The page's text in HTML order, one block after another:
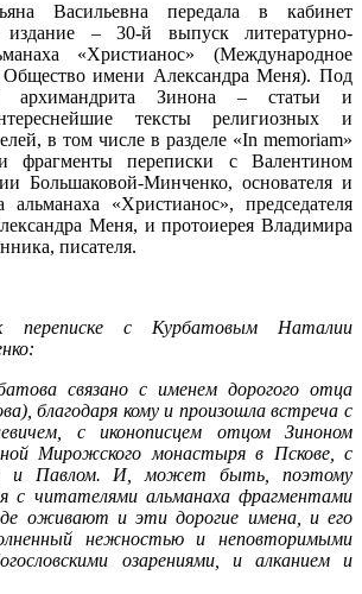
Васильевна передала в кабинет
издание – 30-й выпуск литературно-
«Христианос» (Международное
Общество имени Александра Меня). Под
архимандрита Зинона – статьи и
тексты религиозных и
в том числе в разделе «In memoriam»
фрагменты переписки с Валентином
Большаковой-Минченко, основателя и
альманаха «Христианос», председателя
Меня, и протоиерея Владимира
писателя.
переписке с Курбатовым Наталии
связано с именем дорогого отца
благодаря кому и произошла встреча с
с иконописцем отцом Зиноном
Мирожского монастыря в Пскове, с
и Павлом. И, может быть, поэтому
с читателями альманаха фрагментами
оживают и эти дорогие имена, и его
нежностью и неповторимыми
озарениями, и алканием и